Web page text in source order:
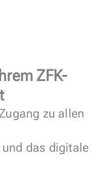
ZFK-
zu allen
das digitale